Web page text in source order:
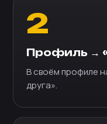
2
Профиль →
В своём профиле
друга».